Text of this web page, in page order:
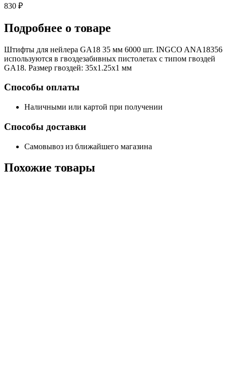
830 ₽
Подробнее о товаре
Штифты для нейлера GA18 35 мм 6000 шт. INGCO ANA18356
используются в гвоздезабивных пистолетах с типом гвоздей
GA18. Размер гвоздей: 35х1.25х1 мм
Способы оплаты
Наличными или картой при получении
Способы доставки
Самовывоз из ближайшего магазина
Похожие товары